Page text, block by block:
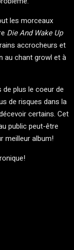
les morceaux
Die And Wake Up
accrocheurs et
au chant growl et à
plus le coeur de
de risques dans la
certains. Cet
public peut-être
meilleur album!